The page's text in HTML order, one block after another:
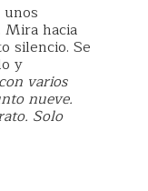
hacia
silencio. Se
y
varios
nueve.
Solo